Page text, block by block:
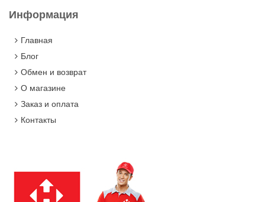
Информация
Главная
Блог
Обмен и возврат
О магазине
Заказ и оплата
Контакты